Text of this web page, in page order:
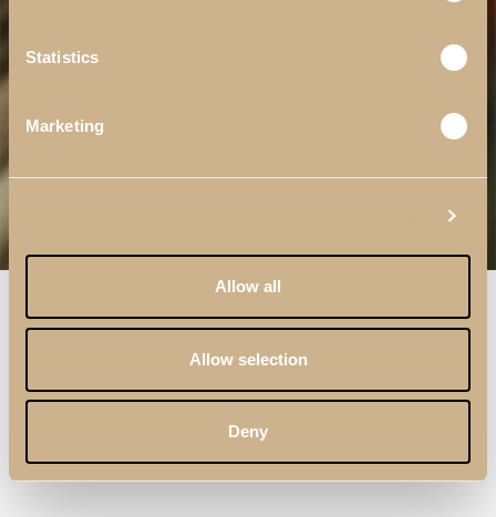
Statistics
Marketing
Allow all
Allow selection
Deny